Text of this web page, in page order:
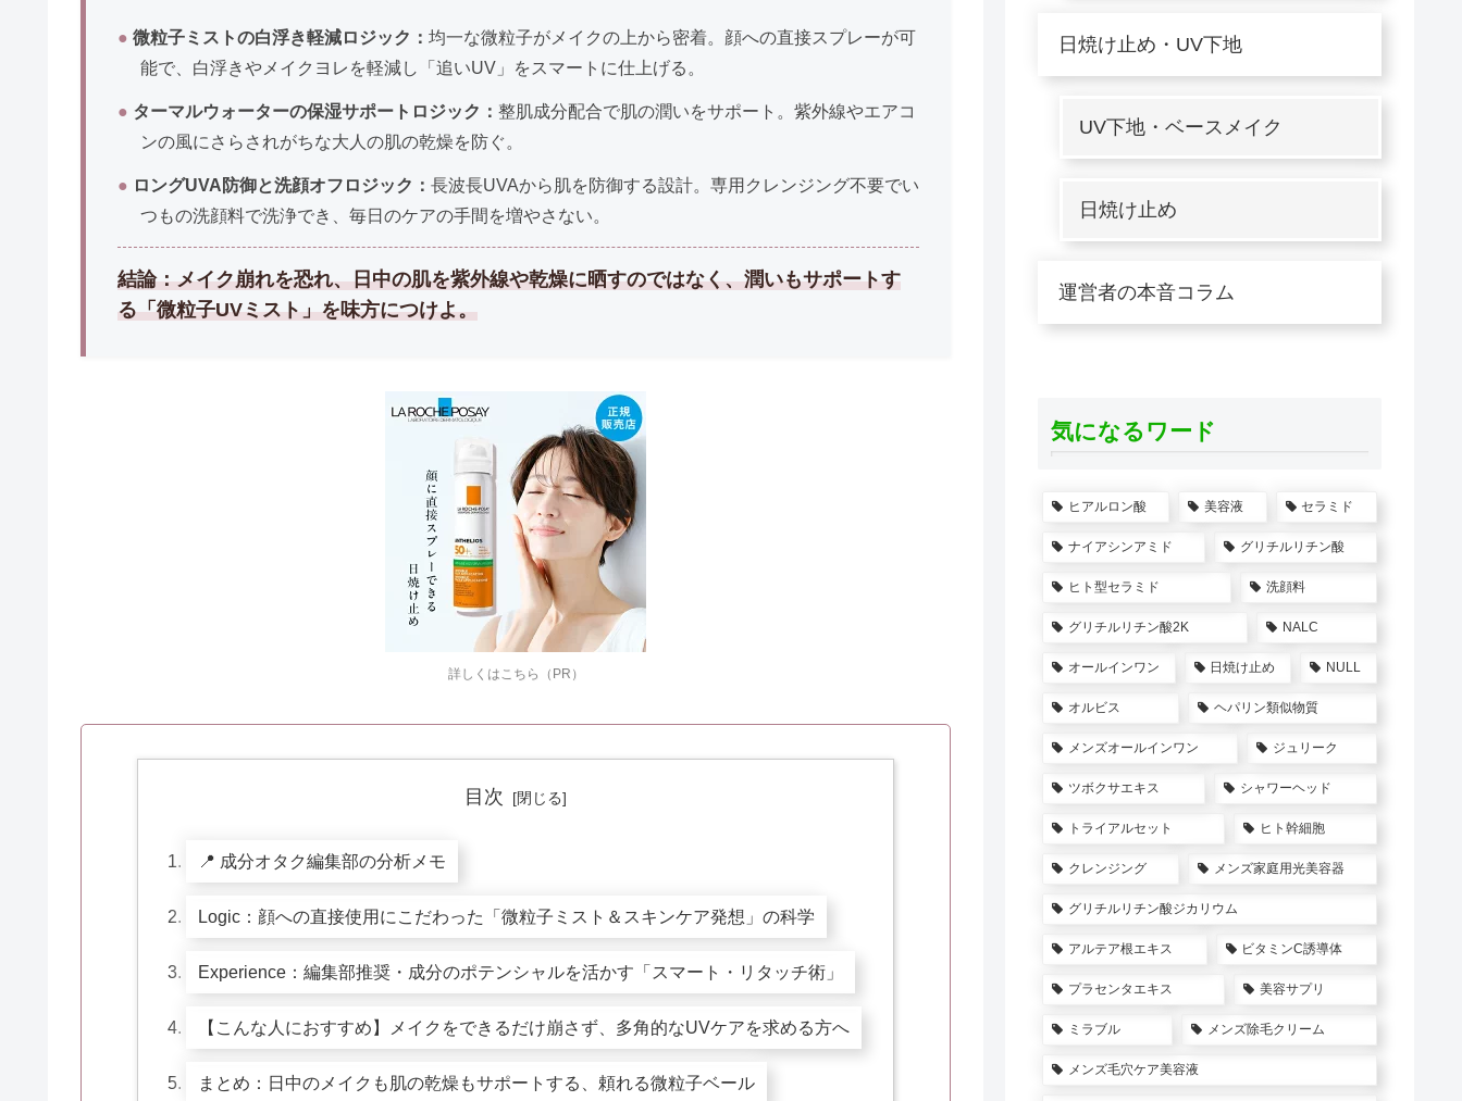
● 微粒子ミストの白浮き軽減ロジック： 均一な微粒子がメイクの上から密着。顔への直接スプレーが可
能で、白浮きやメイクヨレを軽減し「追いUV」をスマートに仕上げる。
● ターマルウォーターの保湿サポートロジック： 整肌成分配合で肌の潤いをサポート。紫外線やエアコ
ンの風にさらされがちな大人の肌の乾燥を防ぐ。
● ロングUVA防御と洗顔オフロジック： 長波長UVAから肌を防御する設計。専用クレンジング不要でい
つもの洗顔料で洗浄でき、毎日のケアの手間を増やさない。
結論：メイク崩れを恐れ、日中の肌を紫外線や乾燥に晒すのではなく、潤いもサポートす
る「微粒子UVミスト」を味方につけよ。
詳しくはこちら（PR）
目次
📍 成分オタク編集部の分析メモ
Logic：顔への直接使用にこだわった「微粒子ミスト＆スキンケア発想」の科学
Experience：編集部推奨・成分のポテンシャルを活かす「スマート・リタッチ術」
【こんな人におすすめ】メイクをできるだけ崩さず、多角的なUVケアを求める方へ
まとめ：日中のメイクも肌の乾燥もサポートする、頼れる微粒子ベール
日焼け止め・UV下地
UV下地・ベースメイク
日焼け止め
運営者の本音コラム
気になるワード
ヒアルロン酸 美容液 セラミド
ナイアシンアミド グリチルリチン酸
ヒト型セラミド 洗顔料
グリチルリチン酸2K NALC
オールインワン 日焼け止め NULL
オルビス ヘパリン類似物質
メンズオールインワン ジュリーク
ツボクサエキス シャワーヘッド
トライアルセット ヒト幹細胞
クレンジング メンズ家庭用光美容器
グリチルリチン酸ジカリウム
アルテア根エキス ビタミンC誘導体
プラセンタエキス 美容サプリ
ミラブル メンズ除毛クリーム
メンズ毛穴ケア美容液